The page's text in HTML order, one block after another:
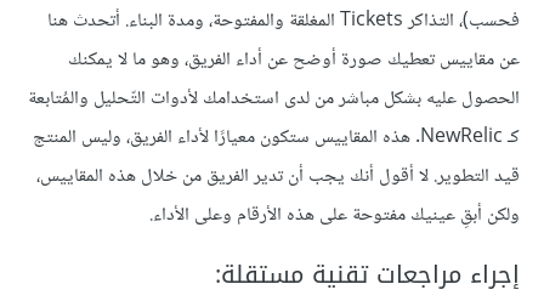
فحسب)، التذاكر Tickets المغلقة والمفتوحة، ومدة البناء. أتحدث هنا
عن مقاييس تعطيك صورة أوضح عن أداء الفريق، وهو ما لا يمكنك
الحصول عليه بشكل مباشر من لدى استخدامك لأدوات التّحليل والمُتابعة
كـ NewRelic. هذه المقاييس ستكون معيارًا لأداء الفريق، وليس المنتج
قيد التطوير. لا أقول أنك يجب أن تدير الفريق من خلال هذه المقاييس،
ولكن أبقِ عينيك مفتوحة على هذه الأرقام وعلى الأداء.
إجراء مراجعات تقنية مستقلة: